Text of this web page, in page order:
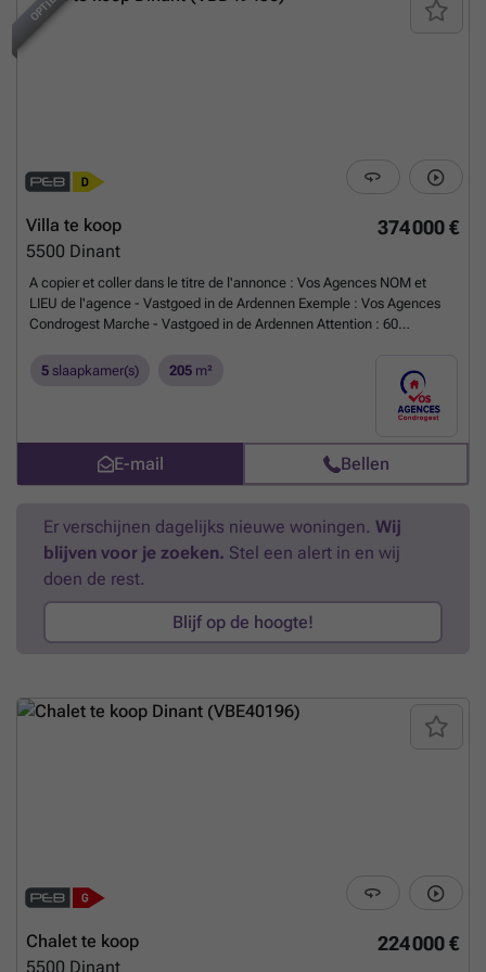
Horizontale constructies van beton op de begane grond en houten
spanten op de bovenverdiepingen. 1 adres, 1 elektriciteitsmeter.
OPTIE
374 000 €
Villa te koop
5500 Dinant
A copier et coller dans le titre de l'annonce : Vos Agences NOM et
LIEU de l'agence - Vastgoed in de Ardennen Exemple : Vos Agences
Condrogest Marche - Vastgoed in de Ardennen Attention : 60
5 slaapkamer(s) 205 m²
E-mail Bellen
Er verschijnen dagelijks nieuwe woningen. Wij
blijven voor je zoeken. Stel een alert in en wij
doen de rest.
Blijf op de hoogte!
224 000 €
Chalet te koop
5500 Dinant